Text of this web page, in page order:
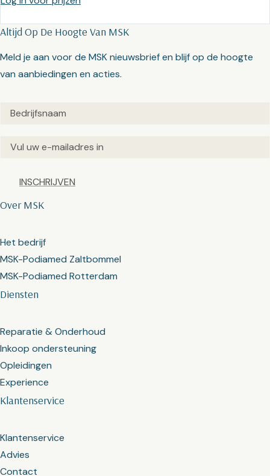
Klantenservice
Klantenservice
Advies
Contact
Diensten
Reparatie & Onderhoud
Inkoop ondersteuning
Opleidingen
Experience
Over MSK
Het bedrijf
MSK-Podiamed Zaltbommel
MSK-Podiamed Rotterdam
Altijd Op De Hoogte Van MSK
Meld je aan voor de MSK nieuwsbrief en blijf op de hoogte
van aanbiedingen en acties.
Untitled(Vereist)
Email(Vereist)
Captcha